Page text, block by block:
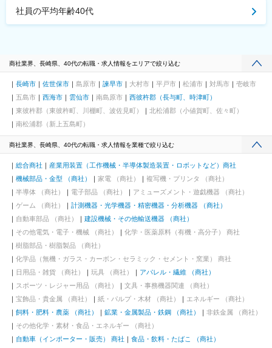
社員の平均年齢40代
商社業界、長崎県、40代の転職・求人情報をエリアで絞り込む
長崎市 佐世保市 島原市 諫早市 大村市 平戸市 松浦市 対馬市
壱岐市
五島市
西海市 雲仙市 南島原市
西彼杵郡（長与町、時津町）
東彼杵郡（東彼杵町、川棚町、波佐見町）
北松浦郡（小値賀町、佐々町）
南松浦郡（新上五島町）
商社業界、長崎県、40代の転職・求人情報を業種で絞り込む
総合商社
産業用装置（工作機械・半導体製造装置・ロボットなど）商社
機械部品・金型 （商社）
家電 （商社）
複写機・プリンタ （商社）
半導体 （商社）
電子部品 （商社）
アミューズメント・遊戯機器 （商社）
ゲーム （商社）
計測機器・光学機器・精密機器・分析機器 （商社）
自動車部品 （商社）
建設機械・その他輸送機器 （商社）
その他電気・電子・機械 （商社）
化学・医薬原料（有機・高分子） 商社
樹脂部品・樹脂製品 （商社）
化学品（無機・ガラス・カーボン・セラミック・セメント・窯業） 商社
日用品・雑貨 （商社）
玩具 （商社）
アパレル・繊維 （商社）
スポーツ・レジャー用品 （商社）
文具・事務機器関連 （商社）
宝飾品・貴金属 （商社）
紙・パルプ・木材 （商社）
エネルギー （商社）
飼料・肥料・農薬 （商社）
鉱業・金属製品・鉄鋼 （商社）
非鉄金属 （商社）
その他化学・素材・食品・エネルギー （商社）
自動車（インポーター・販売） 商社
食品・飲料・たばこ （商社）